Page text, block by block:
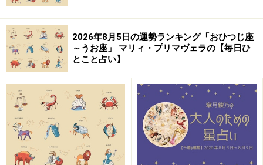
2026年8月5日の運勢ランキング「おひつじ座
～うお座」 マリィ・プリマヴェラの【毎日ひ
とこと占い】